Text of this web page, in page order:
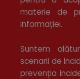
materie de
informației.
Suntem
scenarii de
prevenția